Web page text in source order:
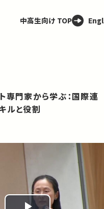
中高生向け TOP
専門家から学ぶ：国際連
ルと役割